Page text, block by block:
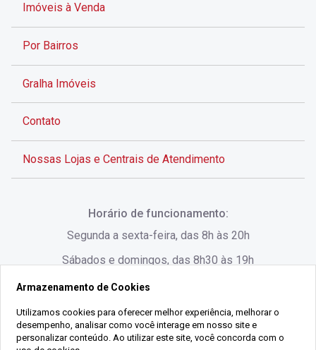
Imóveis à Venda
Por Bairros
Gralha Imóveis
Contato
Nossas Lojas e Centrais de Atendimento
Rua Lauro Linhares, 1080 - Trindade, Florianópolis -
SC
(48) 3220-1045
Horário de funcionamento:
Segunda a sexta-feira, das 8h às 20h
Sábados e domingos, das 8h30 às 19h
Armazenamento de Cookies
Utilizamos cookies para oferecer melhor experiência, melhorar o
desempenho, analisar como você interage em nosso site e
personalizar conteúdo. Ao utilizar este site, você concorda com o